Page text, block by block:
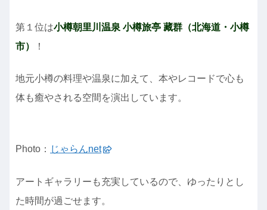
第１位は小樽朝里川温泉 小樽旅亭 藏群（北海道・小樽
市）
！
地元小樽の料理や温泉に加えて、本やレコードで心も
体も癒やされる空間を演出しています。
Photo： じゃらんnet
アートギャラリーも充実しているので、ゆったりとし
た時間が過ごせます。